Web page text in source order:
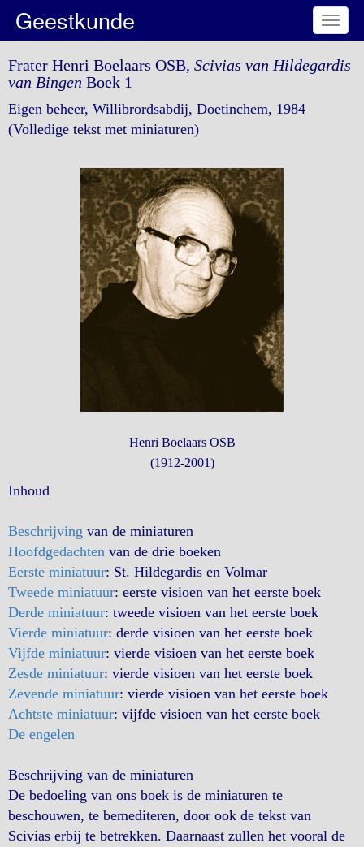
Toggle
Geestkunde
Frater Henri Boelaars OSB, Scivias van Hildegardis
van Bingen Boek 1
Eigen beheer, Willibrordsabdij, Doetinchem, 1984
(Volledige tekst met miniaturen)
Henri Boelaars OSB
(1912-2001)
Inhoud
Beschrijving van de miniaturen
Hoofdgedachten van de drie boeken
Eerste miniatuur: St. Hildegardis en Volmar
Tweede miniatuur: eerste visioen van het eerste boek
Derde miniatuur: tweede visioen van het eerste boek
Vierde miniatuur: derde visioen van het eerste boek
Vijfde miniatuur: vierde visioen van het eerste boek
Zesde miniatuur: vierde visioen van het eerste boek
Zevende miniatuur: vierde visioen van het eerste boek
Achtste miniatuur: vijfde visioen van het eerste boek
De engelen
Beschrijving van de miniaturen
De bedoeling van ons boek is de miniaturen te
beschouwen, te bemediteren, door ook de tekst van
Scivias erbij te betrekken. Daarnaast zullen het vooral de